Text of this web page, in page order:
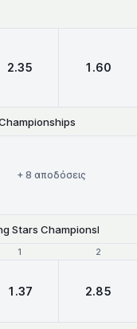
2.35 1.60
+ 8 αποδόσεις
Stars Championship
1 2
1 2
1.37 2.85